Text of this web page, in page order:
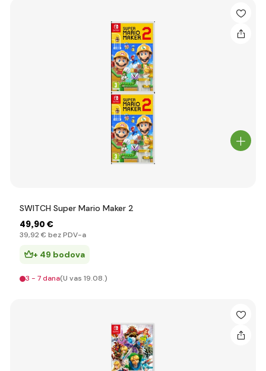
SWITCH Super Mario Maker 2
49,90 €
39,92 € bez PDV-a
+ 49 bodova
3 - 7 dana(U vas 19.08.)